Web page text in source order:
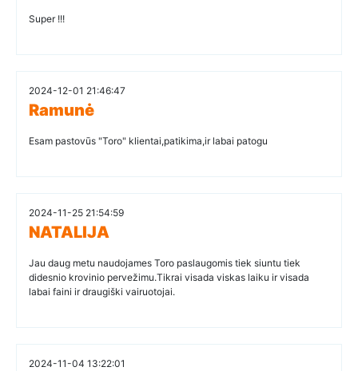
Super !!!
2024-12-01 21:46:47
Ramunė
Esam pastovūs "Toro" klientai,patikima,ir labai patogu
2024-11-25 21:54:59
NATALIJA
Jau daug metu naudojames Toro paslaugomis tiek siuntu tiek
didesnio krovinio pervežimu.Tikrai visada viskas laiku ir visada
labai faini ir draugiški vairuotojai.
2024-11-04 13:22:01